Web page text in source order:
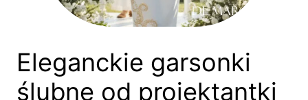
Eleganckie garsonki
ślubne od projektantki